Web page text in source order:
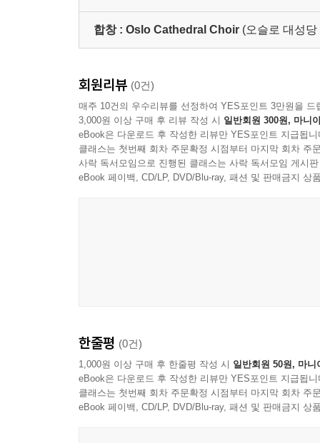
합창 : Oslo Cathedral Choir (오슬로 대성
회원리뷰 (0건)
매주 10건의 우수리뷰를 선정하여 YES포인트 3만원을 드
3,000원 이상 구매 후 리뷰 작성 시 일반회원 300원, 마니
eBook은 다운로드 후 작성한 리뷰만 YES포인트 지급됩니
클래스는 첫번째 회차 주문확정 시점부터 마지막 회차 주
사락 독서모임으로 진행된 클래스는 사락 독서모임 게시
eBook 페이백, CD/LP, DVD/Blu-ray, 패션 및 판매금지 상
한줄평 (0건)
1,000원 이상 구매 후 한줄평 작성 시 일반회원 50원, 마니
eBook은 다운로드 후 작성한 리뷰만 YES포인트 지급됩니
클래스는 첫번째 회차 주문확정 시점부터 마지막 회차 주
eBook 페이백, CD/LP, DVD/Blu-ray, 패션 및 판매금지 상